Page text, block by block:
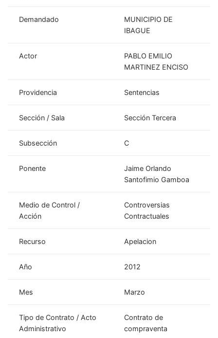
Demandado
MUNICIPIO DE
IBAGUE
Actor
PABLO EMILIO
MARTINEZ ENCISO
Providencia Sentencias
Sección / Sala Sección Tercera
Subsección C
Ponente
Jaime Orlando
Santofimio Gamboa
Medio de Control /
Acción
Controversias
Contractuales
Recurso Apelacion
Año 2012
Mes Marzo
Tipo de Contrato / Acto
Administrativo
Contrato de
compraventa